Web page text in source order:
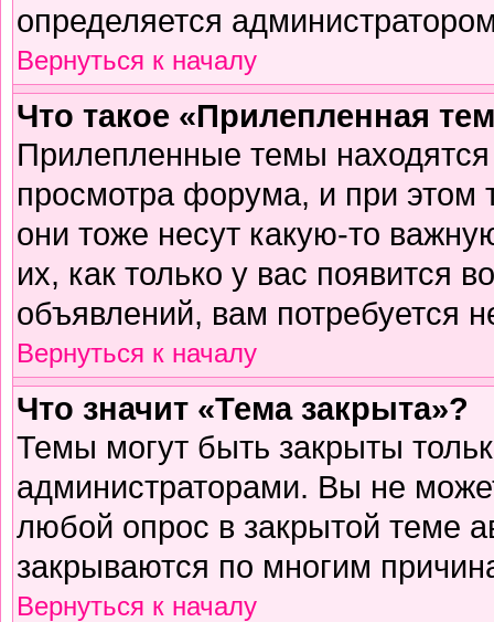
определяется
Вернуться к началу
Что такое «Прилепленная
Прилепленные темы
просмотра форума, и при этом
они тоже несут какую-то
их, как только у вас появится
объявлений, вам потребуется
Вернуться к началу
Что значит «Тема закрыта»?
Темы могут быть закрыты
администраторами. Вы не
любой опрос в закрытой теме
закрываются по многим
Вернуться к началу